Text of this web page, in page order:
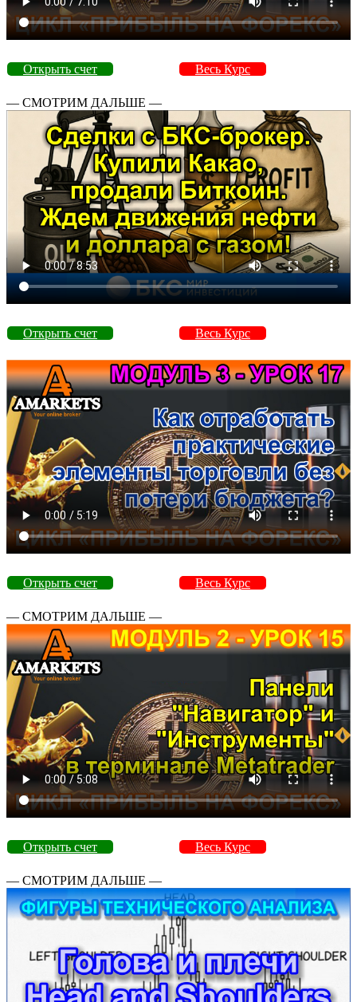
Открыть счет Весь Курс
— СМОТРИМ ДАЛЬШЕ —
Открыть счет Весь Курс
Открыть счет Весь Курс
— СМОТРИМ ДАЛЬШЕ —
Открыть счет Весь Курс
— СМОТРИМ ДАЛЬШЕ —